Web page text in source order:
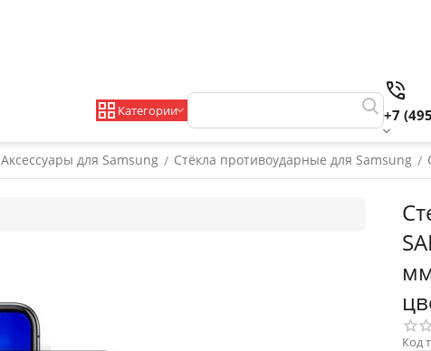
Категории +7
Аксессуары для Samsung / Стёкла противоударные для Samsung /
Код